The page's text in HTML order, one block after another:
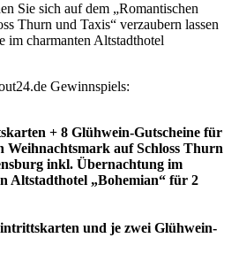
Sie sich auf dem „Romantischen
Thurn und Taxis“ verzaubern lassen
im charmanten Altstadthotel
Gewinnspiels:
+ 8 Glühwein-Gutscheine für
Weihnachtsmark auf Schloss Thurn
inkl. Übernachtung im
Altstadthotel „Bohemian“ für 2
und je zwei Glühwein-